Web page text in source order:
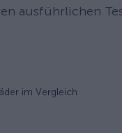
ausführlichen
im Vergleich